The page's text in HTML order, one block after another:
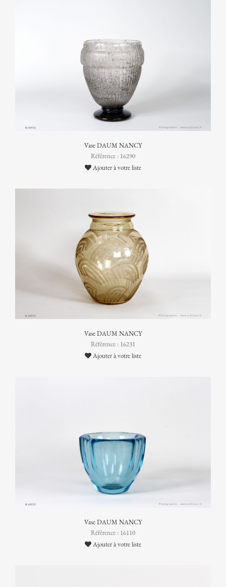
Vase DAUM NANCY
Référence : 16290
Ajouter à votre liste
Vase DAUM NANCY
Référence : 16231
Ajouter à votre liste
Vase DAUM NANCY
Référence : 16110
Ajouter à votre liste